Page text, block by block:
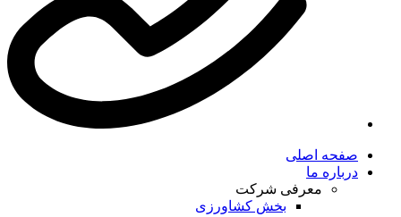
صفحه اصلی
درباره ما
معرفی شرکت
بخش کشاورزی